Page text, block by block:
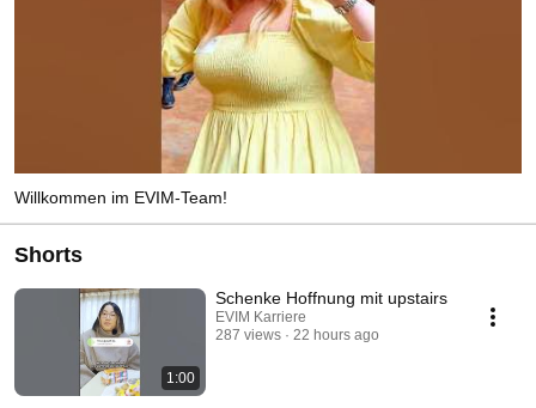
Willkommen im EVIM-Team!
Shorts
1:00
Schenke Hoffnung mit upstairs
EVIM Karriere
287 views
22 hours ago